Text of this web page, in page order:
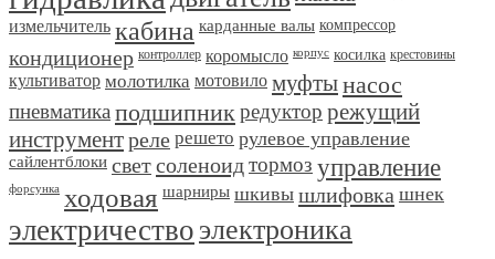
измельчитель кабина карданные валы компрессор
кондиционер контроллер коромысло корпус косилка крестовины
культиватор молотилка мотовило муфтынасос
пневматика подшипник редуктор режущий
инструментреле решето рулевое управление
сайлентблоки светсоленоидтормоз управление
форсунка ходовая шарниры шкивы шлифовка шнек
электричество электроника